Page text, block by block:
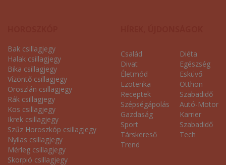
Bak csillagjegy
Halak csillagjegy
Bika csillagjegy
Vízöntő csillagjegy
Oroszlán csillagjegy
Rák csillagjegy
Kos csillagjegy
Ikrek csillagjegy
Szűz Horoszkóp csillagjegy
Nyilas csillagjegy
Mérleg csillagjegy
Skorpió csillagjegy
Család
Divat
Életmód
Ezoterika
Receptek
Szépségápolás
Gazdaság
Sport
Társkereső
Trend
Diéta
Egészség
Esküvő
Otthon
Szabadidő
Autó-Motor
Karrier
Szabadidő
Tech